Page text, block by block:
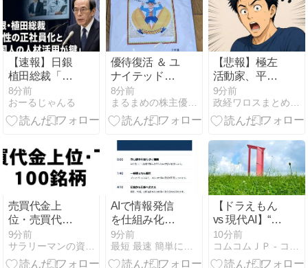
【速報】日銀
植田総裁「今
後は女性の正
社員化と外国
人の人材活用
8分前
おーるじゃんる
優待復活 ＆ ユ
ナイテッド・
スーパーマー
ケット・ホー
ルディングス
インの優待
8分前
【悲報】極左
活動家、平和
記念公園で
「座り込んで
闘う！」と意
警察に完全排
除されてしま
う ………
9分前
売買代金上
位・売買代金
下位100銘柄
（全市場）
[2026-08-07]
9分前
AIで情報発信
を仕組み化す
る方法｜毎回
ゼロから考え
ず、経験を記
9分前
【ドラえもん
vs 現代AI】“の
び太を守る
AI”は実現した
のか？保護AI
10分前